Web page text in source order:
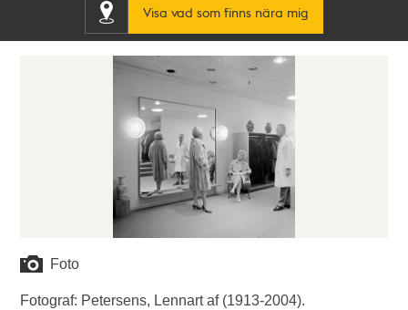
Visa vad som finns nära mig
Foto
Fotograf: Petersens, Lennart af (1913-2004).